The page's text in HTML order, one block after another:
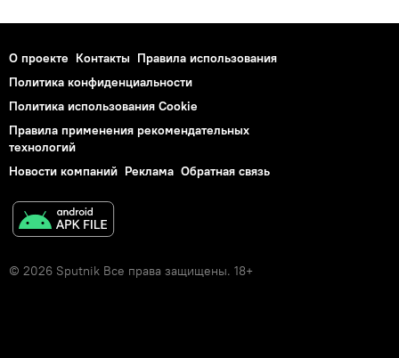
О проекте Контакты Правила использования
Политика конфиденциальности
Политика использования Cookie
Правила применения рекомендательных
технологий
Новости компаний Реклама Обратная связь
© 2026 Sputnik Все права защищены. 18+